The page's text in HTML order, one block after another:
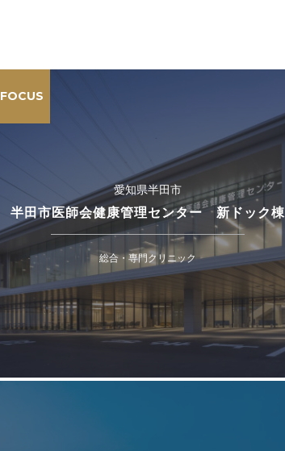
FOCUS
愛知県半田市
半田市医師会健康管理センター 新ドック棟
総合・専門クリニック